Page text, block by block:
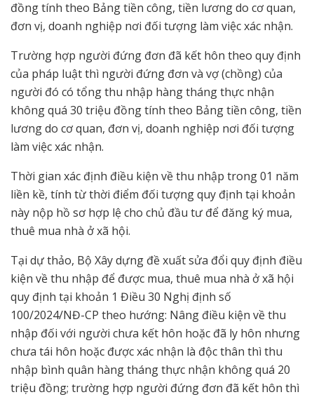
đồng tính theo Bảng tiền công, tiền lương do cơ quan,
đơn vị, doanh nghiệp nơi đối tượng làm việc xác nhận.
Trường hợp người đứng đơn đã kết hôn theo quy định
của pháp luật thì người đứng đơn và vợ (chồng) của
người đó có tổng thu nhập hàng tháng thực nhận
không quá 30 triệu đồng tính theo Bảng tiền công, tiền
lương do cơ quan, đơn vị, doanh nghiệp nơi đối tượng
làm việc xác nhận.
Thời gian xác định điều kiện về thu nhập trong 01 năm
liền kề, tính từ thời điểm đối tượng quy định tại khoản
này nộp hồ sơ hợp lệ cho chủ đầu tư để đăng ký mua,
thuê mua nhà ở xã hội.
Tại dự thảo, Bộ Xây dựng đề xuất sửa đổi quy định điều
kiện về thu nhập để được mua, thuê mua nhà ở xã hội
quy định tại khoản 1 Điều 30 Nghị định số
100/2024/NĐ-CP theo hướng: Nâng điều kiện về thu
nhập đối với người chưa kết hôn hoặc đã ly hôn nhưng
chưa tái hôn hoặc được xác nhận là độc thân thì thu
nhập bình quân hàng tháng thực nhận không quá 20
triệu đồng; trường hợp người đứng đơn đã kết hôn thì